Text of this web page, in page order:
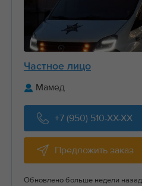
Частное лицо
Мамед
+7 (950) 510-XX-XX
Предложить заказ
Обновлено больше недели назад